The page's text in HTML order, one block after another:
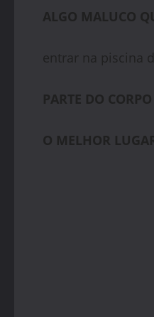
ALGO MALUCO
entrar na piscina
PARTE DO
O MELHOR